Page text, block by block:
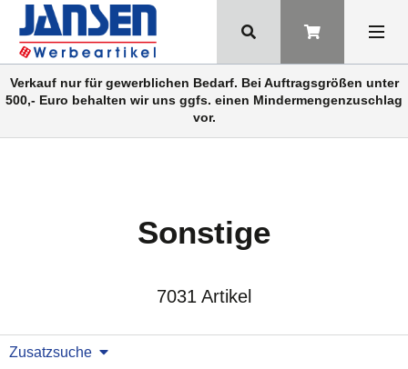
Verkauf nur für gewerblichen Bedarf. Bei Auftragsgrößen unter
500,- Euro behalten wir uns ggfs. einen Mindermengenzuschlag
vor.
Sonstige
7031 Artikel
Zusatzsuche